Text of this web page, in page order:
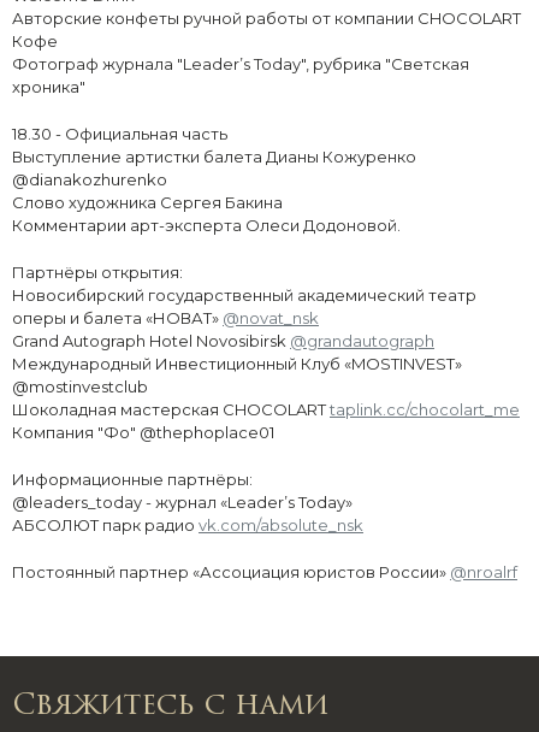
Авторские конфеты ручной работы от компании CHOCOLART
Кофе
Фотограф журнала "Leader’s Today", рубрика "Светская
хроника"
18.30 - Официальная часть
Выступление артистки балета Дианы Кожуренко
@dianakozhurenko
Слово художника Сергея Бакина
Комментарии арт-эксперта Олеси Додоновой.
Партнёры открытия:
Новосибирский государственный академический театр
оперы и балета «НОВАТ» @novat_nsk
Grand Autograph Hotel Novosibirsk @grandautograph
Международный Инвестиционный Клуб «MOSTINVEST»
@mostinvestclub
Шоколадная мастерская CHOCOLARTtaplink.cc/chocolart_me
Компания "Фо" @thephoplace01
Информационные партнёры:
@leaders_today - журнал «Leader’s Today»
АБСОЛЮТ парк радио vk.com/absolute_nsk
Постоянный партнер «Ассоциация юристов России» @nroalrf
Свяжитесь с нами